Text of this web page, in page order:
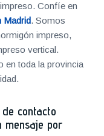
Confíe en
Madrid. Somos
impreso,
vertical.
en toda la provincia
contacto
mensaje por